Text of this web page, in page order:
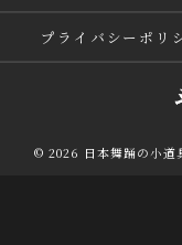
プライバシーポリ
© 2026 日本舞踊の小